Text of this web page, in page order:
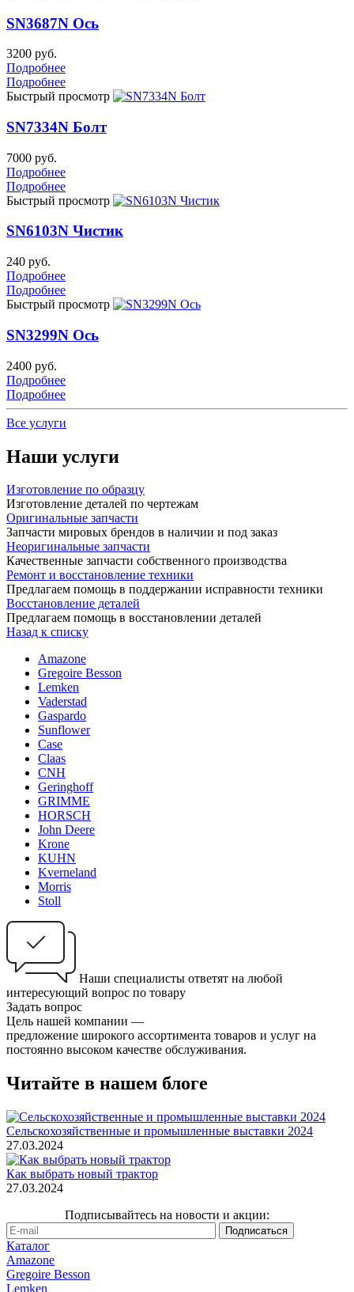
SN3687N Ось
3200 руб.
Подробнее
Подробнее
Быстрый просмотр
SN7334N Болт
7000 руб.
Подробнее
Подробнее
Быстрый просмотр
SN6103N Чистик
240 руб.
Подробнее
Подробнее
Быстрый просмотр
SN3299N Ось
2400 руб.
Подробнее
Подробнее
Все услуги
Наши услуги
Изготовление по образцу
Изготовление деталей по чертежам
Оригинальные запчасти
Запчасти мировых брендов в наличии и под заказ
Неоригинальные запчасти
Качественные запчасти собственного производства
Ремонт и восстановление техники
Предлагаем помощь в поддержании исправности техники
Восстановление деталей
Предлагаем помощь в восстановлении деталей
Назад к списку
Amazone
Gregoire Besson
Lemken
Vaderstad
Gaspardo
Sunflower
Case
Claas
CNH
Geringhoff
GRIMME
HORSCH
John Deere
Krone
KUHN
Kverneland
Morris
Stoll
Наши специалисты ответят на любой
интересующий вопрос по товару
Задать вопрос
Цель нашей компании —
предложение широкого ассортимента товаров и услуг на
постоянно высоком качестве обслуживания.
Читайте в нашем блоге
Сельскохозяйственные и промышленные выставки 2024
27.03.2024
Как выбрать новый трактор
27.03.2024
Подписывайтесь на новости и акции:
Каталог
Amazone
Gregoire Besson
Lemken